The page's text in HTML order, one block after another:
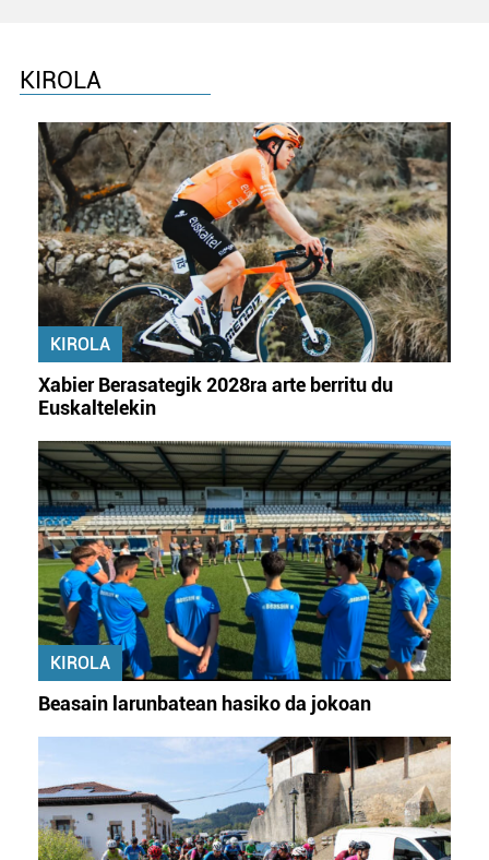
KIROLA
KIROLA
Xabier Berasategik 2028ra arte berritu du
Euskaltelekin
KIROLA
Beasain larunbatean hasiko da jokoan